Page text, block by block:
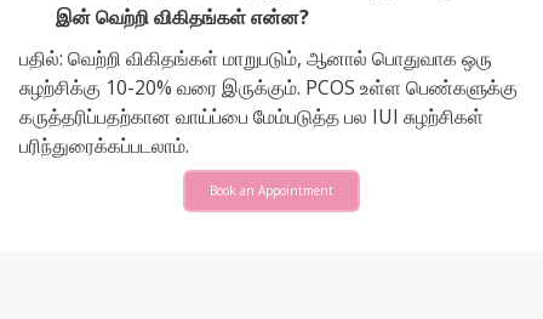
இன் வெற்றி விகிதங்கள் என்ன?
பதில்: வெற்றி விகிதங்கள் மாறுபடும், ஆனால் பொதுவாக ஒரு
சுழற்சிக்கு 10-20% வரை இருக்கும். PCOS உள்ள பெண்களுக்கு
கருத்தரிப்பதற்கான வாய்ப்பை மேம்படுத்த பல IUI சுழற்சிகள்
பரிந்துரைக்கப்படலாம்.
Book an Appointment